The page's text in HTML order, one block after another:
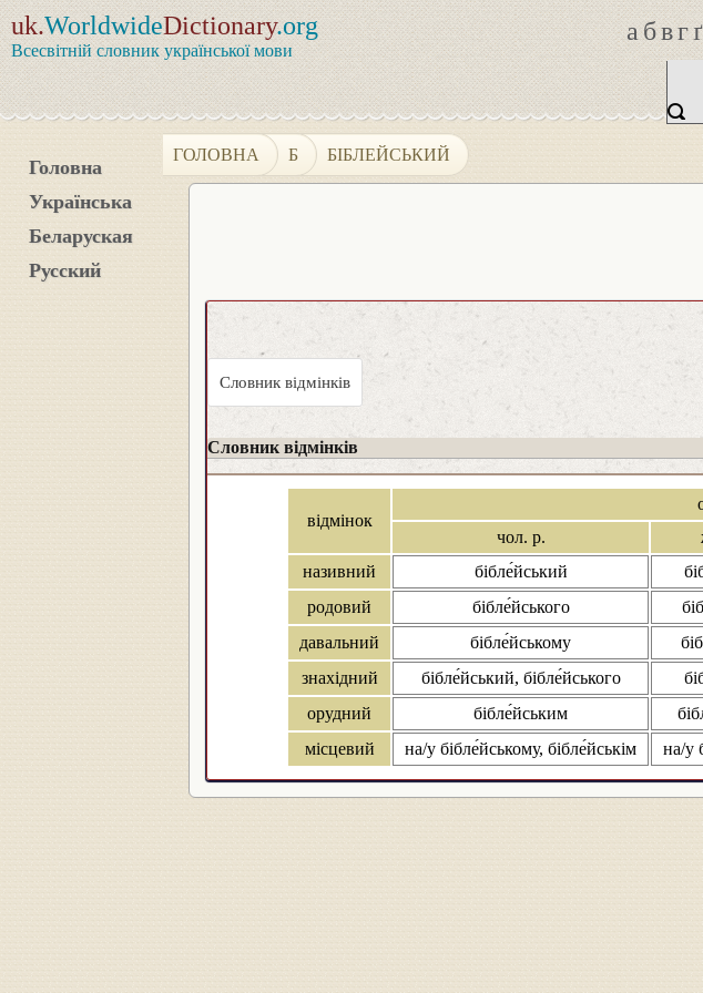
uk.WorldwideDictionary.org
Всесвітній словник української мови
абвгґ
Головна
Українська
Беларуская
Русский
ГОЛОВНА Б БІБЛЕЙСЬКИЙ
Словник відмінків
Словник відмінків
відмінок
чол. р.
називний
бібле́йський
родовий
бібле́йського
давальний
бібле́йському
знахідний
бібле́йський, бібле́йського
орудний
бібле́йським
місцевий
на/у бібле́йському, бібле́йськім на/у